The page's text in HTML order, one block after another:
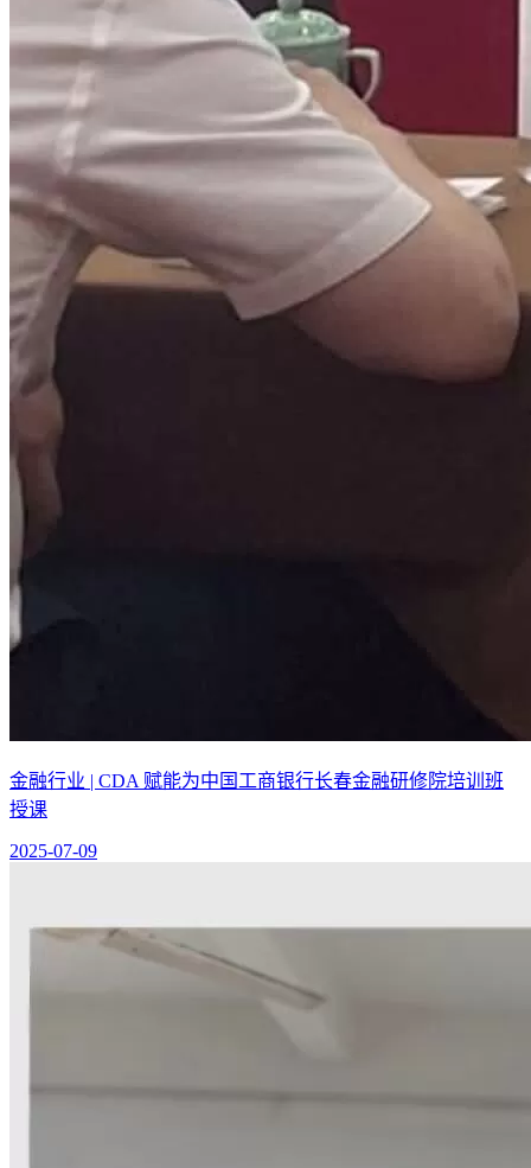
金融行业 | CDA 赋能为中国工商银行长春金融研修院培训班
授课
2025-07-09